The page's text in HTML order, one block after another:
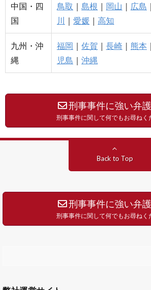
中国・四
国
鳥取 ｜ 島根 ｜ 岡山 ｜ 広島 ｜
川 ｜ 愛媛 ｜ 高知
九州・沖
縄
福岡 ｜ 佐賀 ｜ 長崎 ｜ 熊本 ｜
児島 ｜ 沖縄
刑事事件に強い弁
刑事事件に関して何でもお尋ねく
Back to Top
刑事事件に強い弁
刑事事件に関して何でもお尋ねく